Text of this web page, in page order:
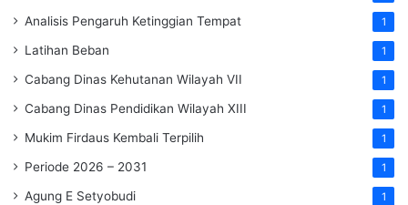
Analisis Pengaruh Ketinggian Tempat 1
Latihan Beban 1
Cabang Dinas Kehutanan Wilayah VII 1
Cabang Dinas Pendidikan Wilayah XIII 1
Mukim Firdaus Kembali Terpilih 1
Periode 2026 – 2031 1
Agung E Setyobudi 1